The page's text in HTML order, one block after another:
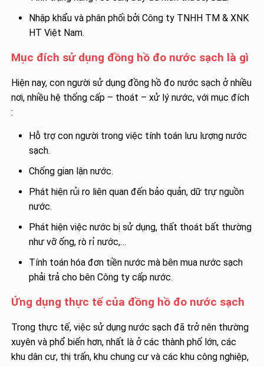
Nhập khẩu và phân phối bởi Công ty TNHH TM & XNK
HT Việt Nam.
Mục đích sử dụng đồng hồ đo nước sạch là gì
Hiện nay, con người sử dụng đồng hồ đo nước sạch ở nhiều
nơi, nhiều hệ thống cấp – thoát – xử lý nước, với mục đích
:
Hỗ trợ con người trong việc tính toán lưu lượng nước
sạch.
Chống gian lận nước.
Phát hiện rủi ro liên quan đến bảo quản, dữ trự nguồn
nước.
Phát hiện việc nước bị sử dụng, thất thoát bất thường
như vỡ ống, rò rỉ nước,…
Tính toán hóa đơn tiền nước mà bên mua nước sạch
phải trả cho bên Công ty cấp nước.
Ứng dụng thực tế của đồng hồ đo nước sạch
Trong thực tế, việc sử dụng nước sạch đã trở nên thường
xuyên và phổ biến hơn, nhất là ở các thành phố lớn, các
khu dân cư, thị trấn, khu chung cư và các khu công nghiệp,